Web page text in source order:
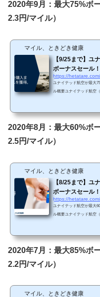
romeで「リダイレクト
2020年9月：最大75%ボ
2.3円/マイル）
マイル、ときどき健康
【9/25まで】ユ
ボーナスセール
https://
ユナイテッド航空が最大
ル概要ユナイテッド航空
がら、２、３か月に一度
で、急ぎでなければ別の
2020年8月：最大60%ボ
2.5円/マイル）
マイル、ときどき健康
【8/25まで】ユ
ボーナスセール
https://
ユナイテッド航空が最大
ル概要ユナイテッド航空
0%～85%ボーナスとなる
すので、急ぎでなければ
2020年7月：最大85%ボ
2.2円/マイル）
マイル、ときどき健康